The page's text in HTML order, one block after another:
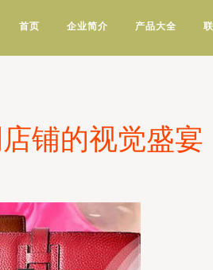
首页 企业简介 产品大全
铺的视觉盛宴